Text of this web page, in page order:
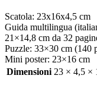
Scatola: 23x16x4,5 cm
Guida multilingua
21×14,8 cm da 32
Puzzle: 33×30 cm (140
Mini poster: 23×16 cm
Dimensioni 23 × 4,5 ×